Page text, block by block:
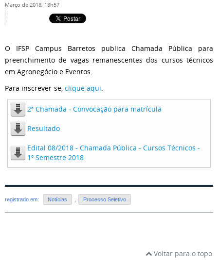
Março de 2018, 18h57
O IFSP Campus Barretos publica Chamada Pública para
preenchimento de vagas remanescentes dos cursos técnicos
em Agronegócio e Eventos.
Para inscrever-se, clique aqui.
2ª Chamada - Convocação para matrícula
Resultado
Edital 08/2018 - Chamada Pública - Cursos Técnicos -
1º Semestre 2018
registrado em: Notícias Processo Seletivo
Voltar para o topo